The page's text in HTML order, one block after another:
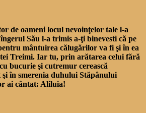
de oameni locul nevoinţelor tale l-a
Său l-a trimis a-ţi binevesti că pe
mântuirea călugărilor va fi şi în ea
Treimi. Iar tu, prin arătarea celui fără
bucurie şi cutremur cerească
şi în smerenia duhului Stăpânului
ai cântat: Aliluia!